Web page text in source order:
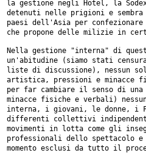
la gestione negli Hotel, la
detenuti nelle prigioni e
paesi dell'Asia per
che propone delle milizie in
Nella gestione "interna" di
un'abitudine (siamo stati
liste di discussione), nessun
artistica, pressioni e minacce
per far cambiare il senso di
minacce fisiche e verbali)
interna, i giovani, le donne, i
differenti collettivi
movimenti in lotta come gli
professionali dello spettacolo
momento esclusi da tutto il